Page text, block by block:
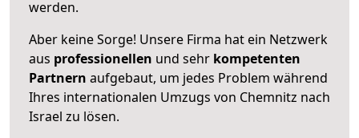
werden.
Aber keine Sorge! Unsere Firma hat ein Netzwerk
aus professionellen und sehr kompetenten
Partnern aufgebaut, um jedes Problem während
Ihres internationalen Umzugs von Chemnitz nach
Israel zu lösen.